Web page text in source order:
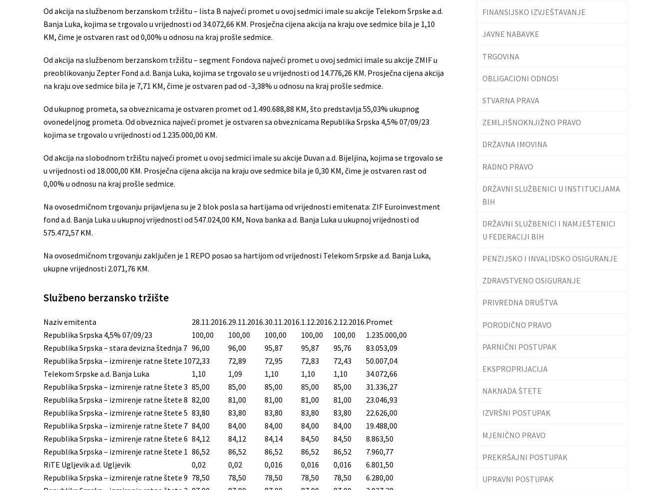
Od akcija na službenom berzanskom tržištu – lista B najveći promet u ovoj sedmici imale su akcije Telekom Srpske a.d.
Banja Luka, kojima se trgovalo u vrijednosti od 34.072,66 KM. Prosječna cijena akcija na kraju ove sedmice bila je 1,10
KM, čime je ostvaren rast od 0,00% u odnosu na kraj prošle sedmice.
Od akcija na službenom berzanskom tržištu – segment Fondova najveći promet u ovoj sedmici imale su akcije ZMIF u
preoblikovanju Zepter Fond a.d. Banja Luka, kojima se trgovalo se u vrijednosti od 14.776,26 KM. Prosječna cijena akcija
na kraju ove sedmice bila je 7,71 KM, čime je ostvaren pad od -3,38% u odnosu na kraj prošle sedmice.
Od ukupnog prometa, sa obveznicama je ostvaren promet od 1.490.688,88 KM, što predstavlja 55,03% ukupnog
ovonedeljnog prometa. Od obveznica najveći promet je ostvaren sa obveznicama Republika Srpska 4,5% 07/09/23
kojima se trgovalo u vrijednosti od 1.235.000,00 KM.
Od akcija na slobodnom tržištu najveći promet u ovoj sedmici imale su akcije Duvan a.d. Bijeljina, kojima se trgovalo se
u vrijednosti od 18.000,00 KM. Prosječna cijena akcija na kraju ove sedmice bila je 0,30 KM, čime je ostvaren rast od
0,00% u odnosu na kraj prošle sedmice.
Na ovosedmičnom trgovanju prijavljena su je 2 blok posla sa hartijama od vrijednosti emitenata: ZIF Euroinvestment
fond a.d. Banja Luka u ukupnoj vrijednosti od 547.024,00 KM, Nova banka a.d. Banja Luka u ukupnoj vrijednosti od
575.472,57 KM.
Na ovosedmičnom trgovanju zaključen je 1 REPO posao sa hartijom od vrijednosti Telekom Srpske a.d. Banja Luka,
ukupne vrijednosti 2.071,76 KM.
Službeno berzansko tržište
Naziv emitenta 28.11.2016.29.11.2016.30.11.2016.1.12.2016.2.12.2016.Promet
Republika Srpska 4,5% 07/09/23
100,00 100,00 100,00 100,00 100,00
1.235.000,00
Republika Srpska – stara devizna štednja 7 96,00 96,00 95,87 95,87 95,76
83.053,09
Republika Srpska – izmirenje ratne štete 1072,33 72,89 72,95 72,83 72,43
50.007,04
Telekom Srpske a.d. Banja Luka
1,10 1,09 1,10 1,10 1,10
34.072,66
Republika Srpska – izmirenje ratne štete 3 85,00 85,00 85,00 85,00 85,00
31.336,27
Republika Srpska – izmirenje ratne štete 8 82,00 81,00 81,00 81,00 81,00
23.046,93
Republika Srpska – izmirenje ratne štete 5 83,80 83,80 83,80 83,80 83,80
22.626,00
Republika Srpska – izmirenje ratne štete 7 84,00 84,00 84,00 84,00 84,00
19.488,00
Republika Srpska – izmirenje ratne štete 6 84,12 84,12 84,14 84,50 84,50
8.863,50
Republika Srpska – izmirenje ratne štete 1 86,52 86,52 86,52 86,52 86,52
7.960,77
RiTE Ugljevik a.d. Ugljevik
0,02 0,02 0,016 0,016 0,016
6.801,50
Republika Srpska – izmirenje ratne štete 9 78,50 78,50 78,50 78,50 78,50
6.280,00
FINANSIJSKO IZVJEŠTAVANJE
JAVNE NABAVKE
TRGOVINA
OBLIGACIONI ODNOSI
STVARNA PRAVA
ZEMLJIŠNOKNJIŽNO PRAVO
DRŽAVNA IMOVINA
RADNO PRAVO
DRŽAVNI SLUŽBENICI U INSTITUCIJAMA
BIH
DRŽAVNI SLUŽBENICI I NAMJEŠTENICI
U FEDERACIJI BIH
PENZIJSKO I INVALIDSKO OSIGURANJE
ZDRAVSTVENO OSIGURANJE
PRIVREDNA DRUŠTVA
PORODIČNO PRAVO
PARNIČNI POSTUPAK
EKSPROPRIJACIJA
NAKNADA ŠTETE
IZVRŠNI POSTUPAK
MJENIČNO PRAVO
PREKRŠAJNI POSTUPAK
UPRAVNI POSTUPAK